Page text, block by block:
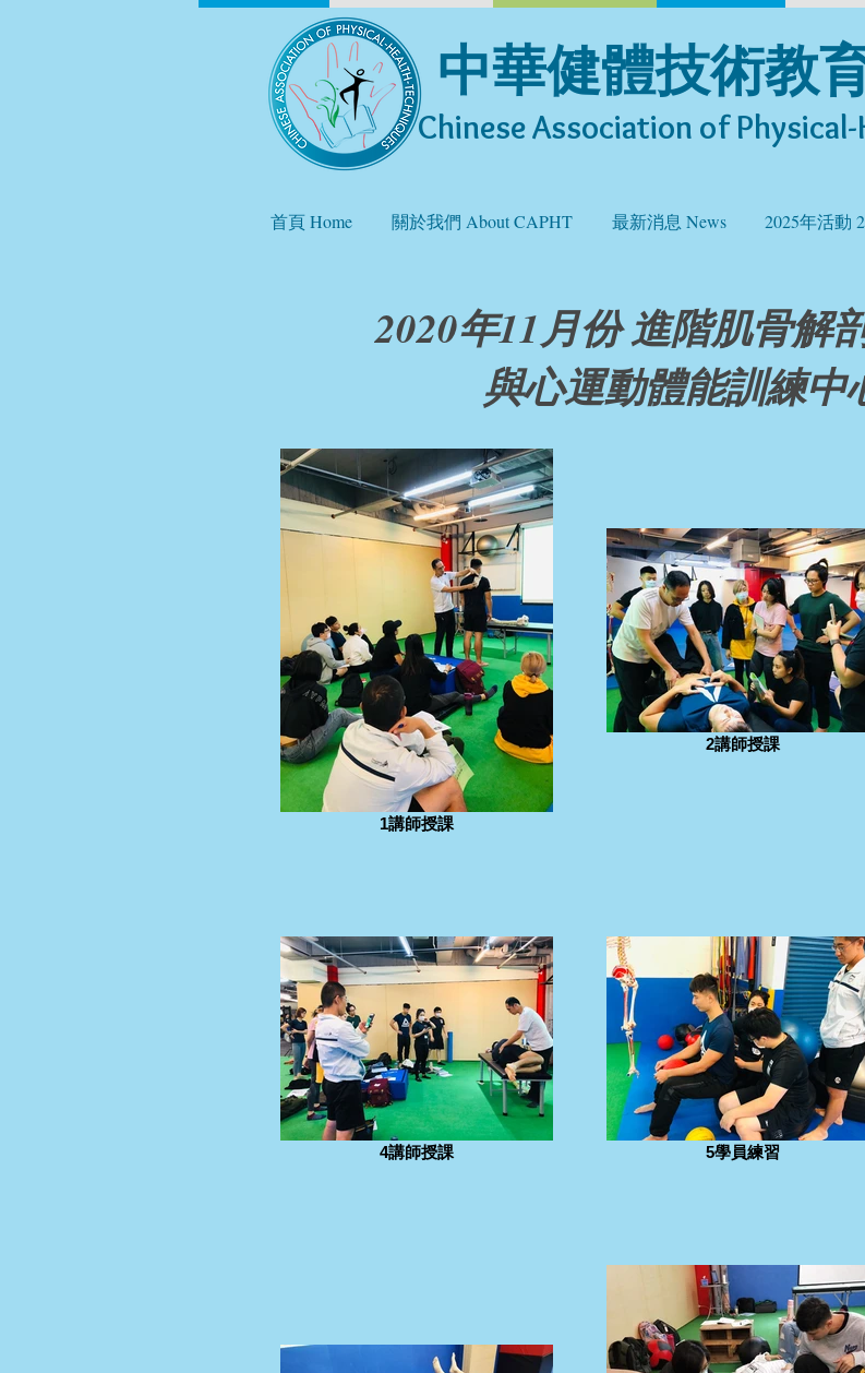
中華健體技術教
Chinese Association of
首頁 Home 關於我們 About CAPHT 最新消息 News 2025年活動
2020年11月份 進階肌骨解
與心運動體能訓練中
1講師授課
2講師授課
4講師授課 5學員練習